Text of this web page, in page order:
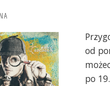
od
po 19.